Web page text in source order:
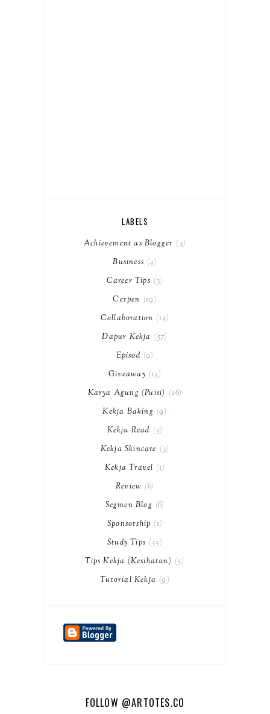
LABELS
Achievement as Blogger
3
Business 4
Career Tips
3
Cerpen
19
Collaboration 14
Dapur Kekja
57
Episod 9
Giveaway 13
Karya Agung (Puisi)
26
Kekja Baking 9
Kekja Read
3
Kekja Skincare
3
Kekja Travel 1
Review 6
Segmen Blog 6
Sponsorship 1
Study Tips
33
Tips Kekja (Kesihatan)
5
Tutorial Kekja 9
FOLLOW @ARTOTES.CO